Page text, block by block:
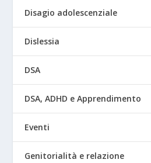
Disagio adolescenziale
Dislessia
DSA
DSA, ADHD e Apprendimento
Eventi
Genitorialità e relazione